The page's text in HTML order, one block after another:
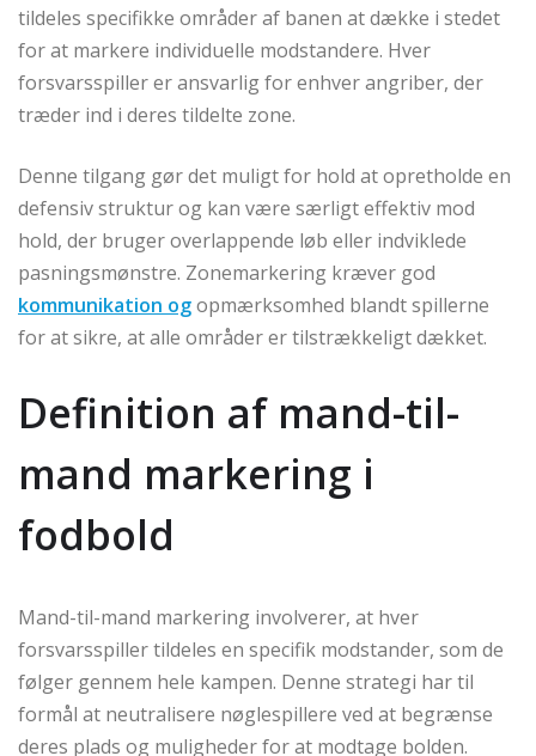
tildeles specifikke områder af banen at dække i stedet
for at markere individuelle modstandere. Hver
forsvarsspiller er ansvarlig for enhver angriber, der
træder ind i deres tildelte zone.
Denne tilgang gør det muligt for hold at opretholde en
defensiv struktur og kan være særligt effektiv mod
hold, der bruger overlappende løb eller indviklede
pasningsmønstre. Zonemarkering kræver god
kommunikation ogopmærksomhed blandt spillerne
for at sikre, at alle områder er tilstrækkeligt dækket.
Definition af mand-til-
mand markering i
fodbold
Mand-til-mand markering involverer, at hver
forsvarsspiller tildeles en specifik modstander, som de
følger gennem hele kampen. Denne strategi har til
formål at neutralisere nøglespillere ved at begrænse
deres plads og muligheder for at modtage bolden.